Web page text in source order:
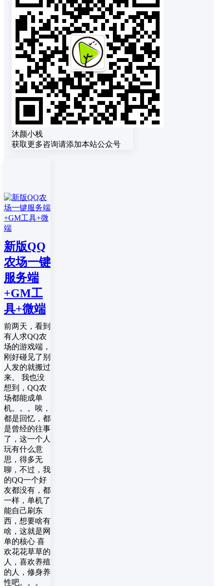
沐颜小栈
获取更多咨询请添加本站公众号
新版QQ
农场一键
服务端
+GM工
具+微端
前两天，看到
有人求QQ农
场的游戏端，
刚好碰见了别
人发的就搬过
来。 我也没
想到，QQ农
场都能成单
机。。。唉，
都是回忆，都
是曾经的往事
了，这一个人
玩有什么意
思，得多无
聊，不过，我
的QQ一个好
友都没有，都
一样，单机了
能自己刷东
西，想要啥有
啥，这就是网
单的核心 喜
欢花花草草的
人，喜欢养殖
的人，修身养
性吧。。。